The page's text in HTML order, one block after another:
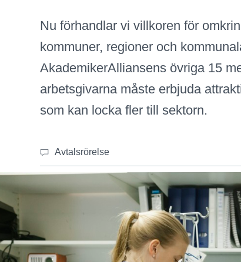
Nu förhandlar vi villkoren för
kommuner, regioner och
AkademikerAlliansens övriga 15
arbetsgivarna måste erbjuda
som kan locka fler till sektorn.
Avtalsrörelse